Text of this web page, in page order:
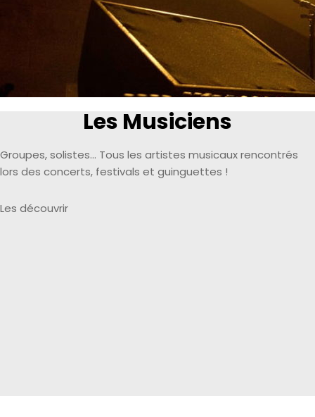
Les Musiciens
Groupes, solistes… Tous les artistes musicaux rencontrés
lors des concerts, festivals et guinguettes !
Les découvrir